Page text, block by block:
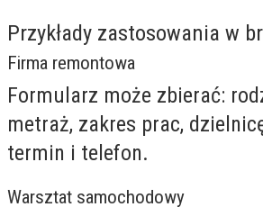
Przykłady zastosowania w
Firma remontowa
Formularz może zbierać:
metraż, zakres prac,
termin i telefon.
Warsztat samochodowy